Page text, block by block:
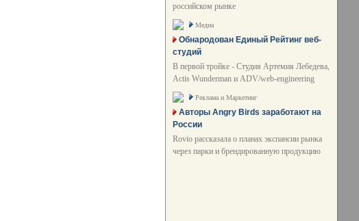
российском рынке
Медиа
Обнародован Единый Рейтинг веб-
студий
В первой тройке - Студия Артемия Лебедева,
Actis Wunderman и ADV/web-engineering
Реклама и Маркетинг
Авторы Angry Birds заработают на
России
Rovio рассказала о планах экспансии рынка
через парки и брендированную продукцию